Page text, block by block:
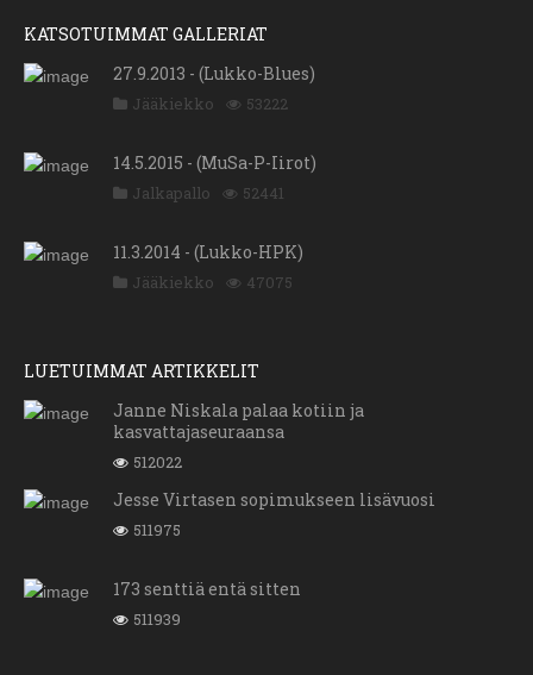
KATSOTUIMMAT GALLERIAT
27.9.2013 - (Lukko-Blues)
Jääkiekko 53222
14.5.2015 - (MuSa-P-Iirot)
Jalkapallo 52441
11.3.2014 - (Lukko-HPK)
Jääkiekko 47075
LUETUIMMAT ARTIKKELIT
Janne Niskala palaa kotiin ja
kasvattajaseuraansa
512022
Jesse Virtasen sopimukseen lisävuosi
511975
173 senttiä entä sitten
511939